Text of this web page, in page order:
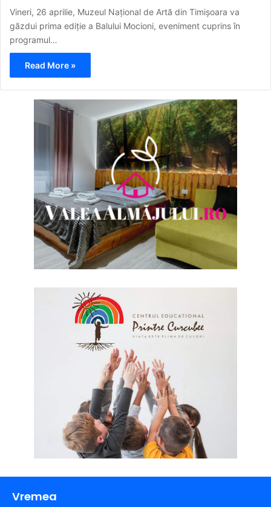
Vineri, 26 aprilie, Muzeul Național de Artă din Timișoara va
găzdui prima ediție a Balului Mocioni, eveniment cuprins în
programul…
Read More »
Vremea